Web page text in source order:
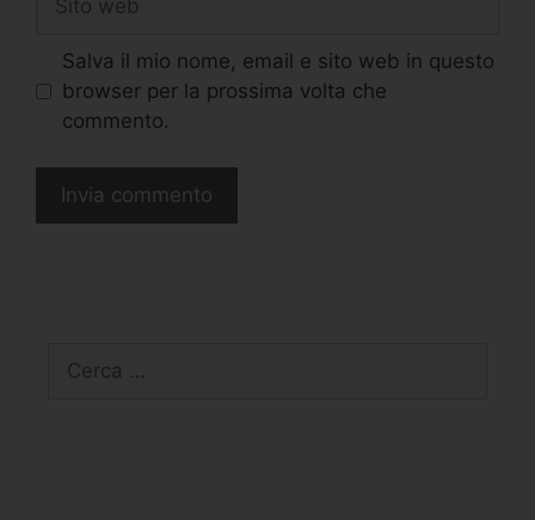
Salva il mio nome, email e sito web in questo
browser per la prossima volta che
commento.